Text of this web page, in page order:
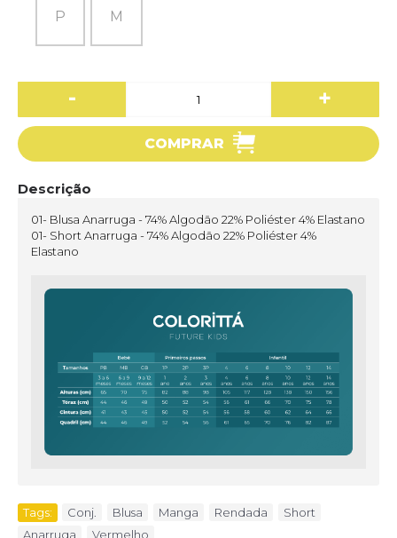
P M
- +
COMPRAR
Descrição
01- Blusa Anarruga - 74% Algodão 22% Poliéster 4% Elastano
01- Short Anarruga - 74% Algodão 22% Poliéster 4%
Elastano
Tags: Conj. Blusa Manga Rendada Short
Anarruga
Vermelho